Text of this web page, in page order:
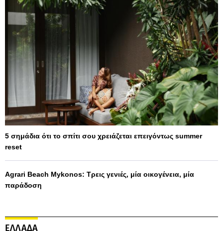
5 σημάδια ότι το σπίτι σου χρειάζεται επειγόντως summer
reset
Agrari Beach Mykonos: Τρεις γενιές, μία οικογένεια, μία
παράδοση
ΕΛΛΑΔΑ